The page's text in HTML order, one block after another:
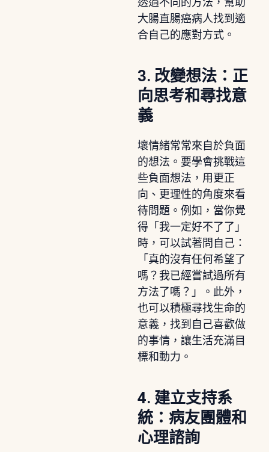
大腸直腸癌病人找到適
合自己的應對方式。
3. 改變想法：正
向思考和尋找意
義
壞情緒常常來自於負面
的想法。要學會挑戰這
些負面想法，用更正
向、更理性的角度來看
待問題。例如，當你覺
得「我一定好不了了」
時，可以試著問自己：
「真的沒有任何希望了
嗎？我已經嘗試過所有
方法了嗎？」。此外，
也可以積極尋找生命的
意義，找到自己喜歡做
的事情，讓生活充滿目
標和動力。
4. 建立支持系
統：病友團體和
心理諮詢